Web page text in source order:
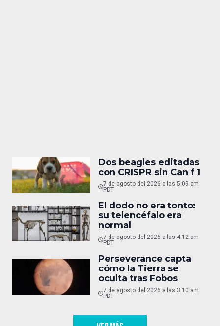
Dos beagles editadas
con CRISPR sin Can f 1
7 de agosto del 2026 a las 5:09 am
PDT
El dodo no era tonto:
su telencéfalo era
normal
7 de agosto del 2026 a las 4:12 am
PDT
Perseverance capta
cómo la Tierra se
oculta tras Fobos
7 de agosto del 2026 a las 3:10 am
PDT